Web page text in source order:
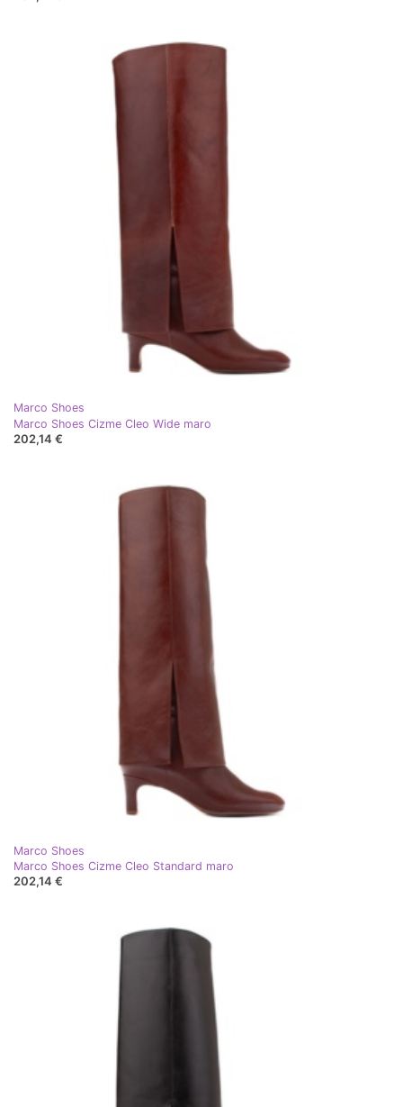
Marco Shoes
Marco Shoes Cizme Cleo Wide maro
202,14 €
Marco Shoes
Marco Shoes Cizme Cleo Standard maro
202,14 €